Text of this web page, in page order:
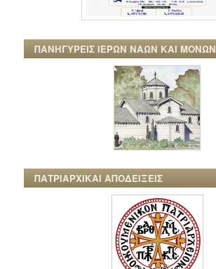
ΠΑΝΗΓΥΡΕΙΣ ΙΕΡΩΝ ΝΑΩΝ ΚΑΙ ΜΟΝΩΝ
ΠΑΤΡΙΑΡΧΙΚΑΙ ΑΠΟΔΕΙΞΕΙΣ